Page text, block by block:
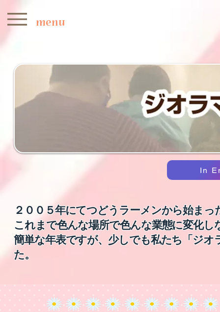
menu
In
２００５年にてつどうラーメンから始まっ
これまで色んな場所で色んな業態に変化
簡単な年表ですが、少しでも私たち「ジ
た。